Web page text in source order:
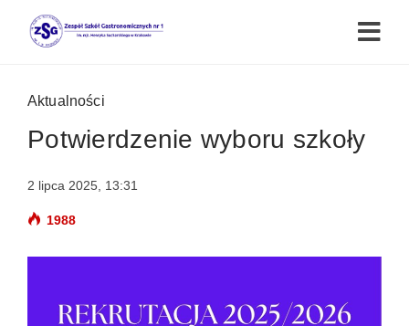
Aktualności
Potwierdzenie wyboru szkoły
2 lipca 2025, 13:31
1988